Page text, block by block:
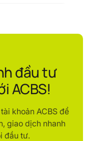
đầu tư
ACBS!
khoản ACBS để
giao dịch nhanh
đầu tư.